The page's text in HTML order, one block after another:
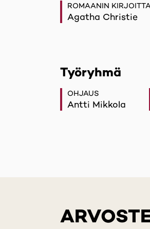
ROMAANIN
Agatha Christie
Työryhmä
OHJAUS
Antti Mikkola